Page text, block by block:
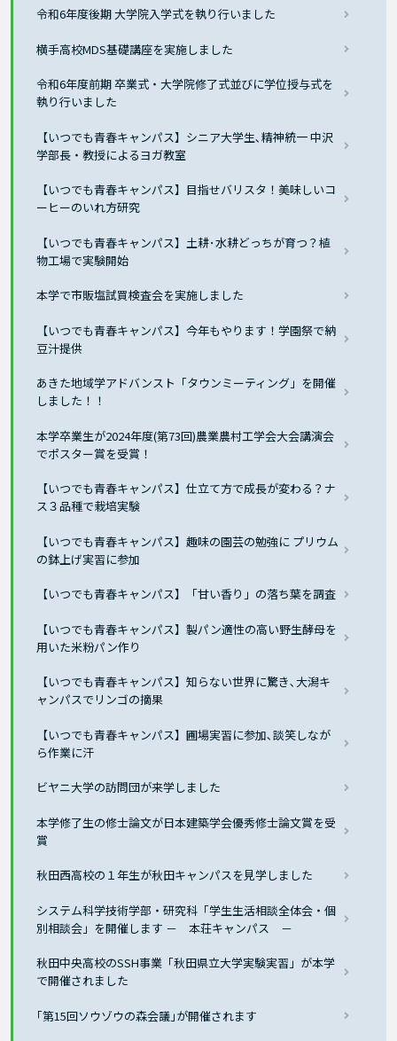
令和6年度後期 大学院入学式を執り行いました
横手高校MDS基礎講座を実施しました
令和6年度前期 卒業式・大学院修了式並びに学位授与式を
執り行いました
【いつでも青春キャンパス】シニア大学生､精神統一 中沢
学部長・教授によるヨガ教室
【いつでも青春キャンパス】目指せバリスタ！美味しいコ
ーヒーのいれ方研究
【いつでも青春キャンパス】土耕･水耕どっちが育つ？植
物工場で実験開始
本学で市販塩試買検査会を実施しました
【いつでも青春キャンパス】今年もやります！学園祭で納
豆汁提供
あきた地域学アドバンスト「タウンミーティング」を開催
しました！！
本学卒業生が2024年度(第73回)農業農村工学会大会講演会
でポスター賞を受賞！
【いつでも青春キャンパス】仕立て方で成長が変わる？ナ
ス３品種で栽培実験
【いつでも青春キャンパス】趣味の園芸の勉強に プリウム
の鉢上げ実習に参加
【いつでも青春キャンパス】「甘い香り」の落ち葉を調査
【いつでも青春キャンパス】製パン適性の高い野生酵母を
用いた米粉パン作り
【いつでも青春キャンパス】知らない世界に驚き､大潟キ
ャンパスでリンゴの摘果
【いつでも青春キャンパス】圃場実習に参加､談笑しなが
ら作業に汗
ビヤニ大学の訪問団が来学しました
本学修了生の修士論文が日本建築学会優秀修士論文賞を受
賞
秋田西高校の１年生が秋田キャンパスを見学しました
システム科学技術学部・研究科「学生生活相談全体会・個
別相談会」を開催します － 本荘キャンパス －
秋田中央高校のSSH事業「秋田県立大学実験実習」が本学
で開催されました
｢第15回ソウゾウの森会議｣が開催されます